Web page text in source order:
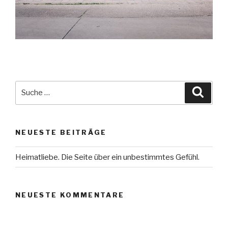
NEUESTE BEITRÄGE
Heimatliebe. Die Seite über ein unbestimmtes Gefühl.
NEUESTE KOMMENTARE